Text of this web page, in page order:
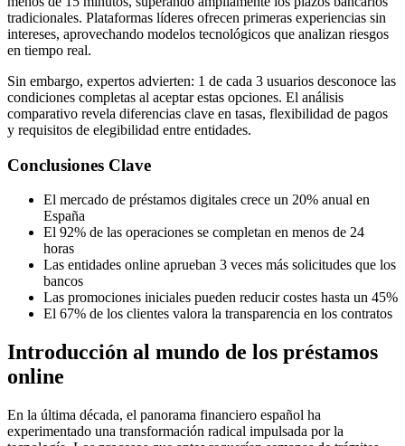
tradicionales. Plataformas líderes ofrecen primeras experiencias sin
intereses, aprovechando modelos tecnológicos que analizan riesgos
en tiempo real.
Sin embargo, expertos advierten: 1 de cada 3 usuarios desconoce las
condiciones completas al aceptar estas opciones. El análisis
comparativo revela diferencias clave en tasas, flexibilidad de pagos
y requisitos de elegibilidad entre entidades.
Conclusiones Clave
El mercado de préstamos digitales crece un 20% anual en
España
El 92% de las operaciones se completan en menos de 24
horas
Las entidades online aprueban 3 veces más solicitudes que los
bancos
Las promociones iniciales pueden reducir costes hasta un 45%
El 67% de los clientes valora la transparencia en los contratos
Introducción al mundo de los préstamos
online
En la última década, el panorama financiero español ha
experimentado una transformación radical impulsada por la